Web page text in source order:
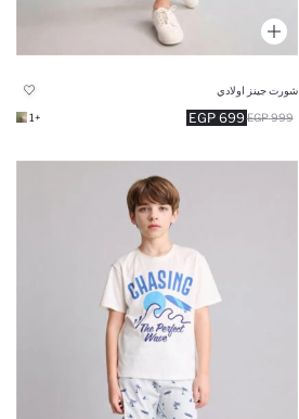
شورت جينز اولادي
699 EGP 999 EGP
+1